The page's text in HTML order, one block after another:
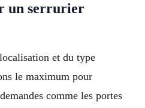
un serrurier
et du type
le maximum pour
comme les portes